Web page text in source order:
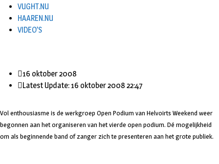
VUGHT.NU
HAAREN.NU
VIDEO’S
16 oktober 2008
Latest Update: 16 oktober 2008 22:47
Vol enthousiasme is de werkgroep Open Podium van Helvoirts Weekend weer
begonnen aan het organiseren van het vierde open podium. Dé mogelijkheid
om als beginnende band of zanger zich te presenteren aan het grote publiek.